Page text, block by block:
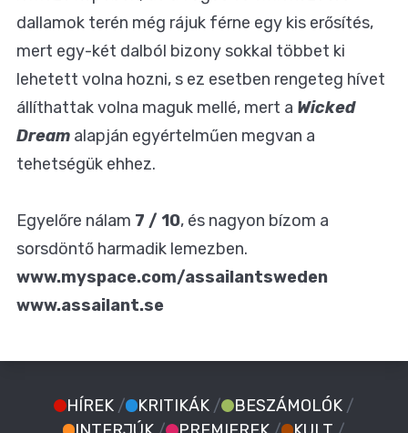
dallamok terén még rájuk férne egy kis erősítés,
mert egy-két dalból bizony sokkal többet ki
lehetett volna hozni, s ez esetben rengeteg hívet
állíthattak volna maguk mellé, mert a Wicked
Dream alapján egyértelműen megvan a
tehetségük ehhez.
Egyelőre nálam 7 / 10, és nagyon bízom a
sorsdöntő harmadik lemezben.
www.myspace.com/assailantsweden
www.assailant.se
HÍREK / KRITIKÁK / BESZÁMOLÓK /